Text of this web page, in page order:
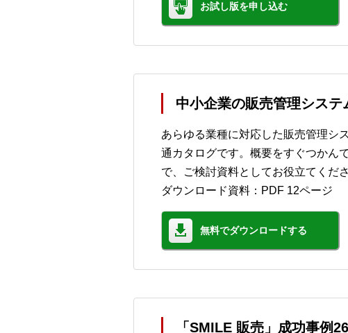
お試し版を申し込む
中小企業の販売管理シス
あらゆる業種に対応した販売管理シ
通カタログです。概要をすぐつかん
で、ご検討資料としてお役立てくださ
ダウンロード資料：PDF 12ページ
無料でダウンロードする
「SMILE 販売」成功事例